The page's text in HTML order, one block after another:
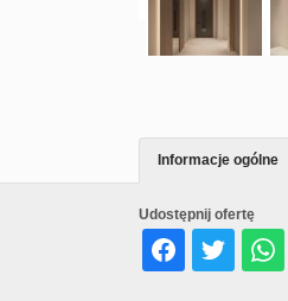
Udostępnij ofertę
Informacje ogólne